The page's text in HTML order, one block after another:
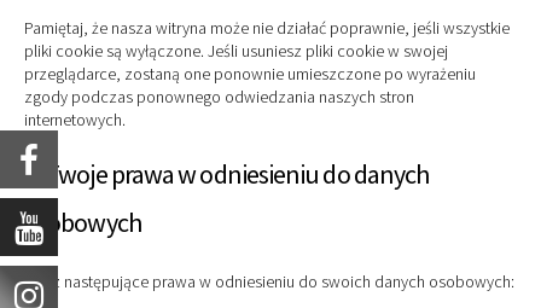
Pamiętaj, że nasza witryna może nie działać poprawnie, jeśli wszystkie
pliki cookie są wyłączone. Jeśli usuniesz pliki cookie w swojej
przeglądarce, zostaną one ponownie umieszczone po wyrażeniu
zgody podczas ponownego odwiedzania naszych stron
internetowych.
9. Twoje prawa w odniesieniu do danych
osobowych
Masz następujące prawa w odniesieniu do swoich danych osobowych: